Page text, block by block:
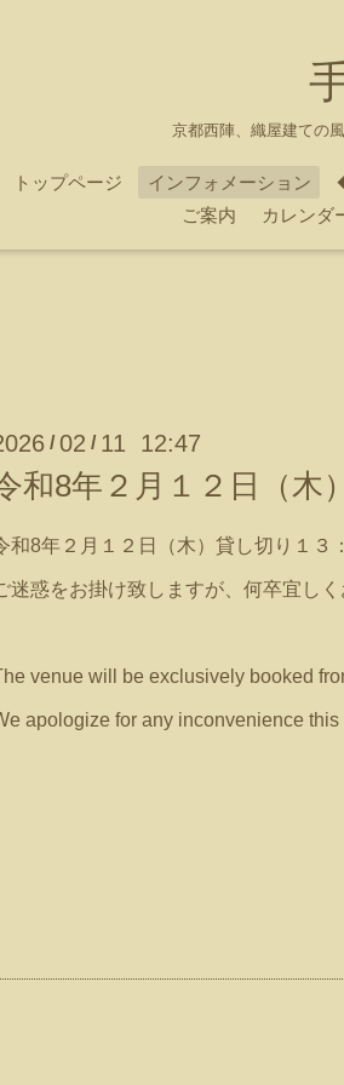
京都西陣、織屋建ての
トップページ インフォメーション
ご案内
カレンダ
/02 / 11 12:47
和8年２月１２日（木
和8年２月１２日（木）貸し切り１
迷惑をお掛け致しますが、何卒宜しく
venue will be exclusively booked
apologize for any inconvenience